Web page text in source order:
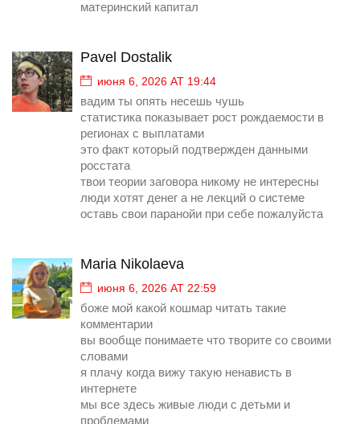
материнский капитал
Pavel Dostalik
июня 6, 2026 AT 19:44
вадим ты опять несешь чушь
статистика показывает рост рождаемости в
регионах с выплатами
это факт который подтвержден данными
росстата
твои теории заговора никому не интересны
люди хотят денег а не лекций о системе
оставь свои паранойи при себе пожалуйста
Maria Nikolaeva
июня 6, 2026 AT 22:59
боже мой какой кошмар читать такие
комментарии
вы вообще понимаете что творите со своими
словами
я плачу когда вижу такую ненависть в
интернете
мы все здесь живые люди с детьми и
проблемами